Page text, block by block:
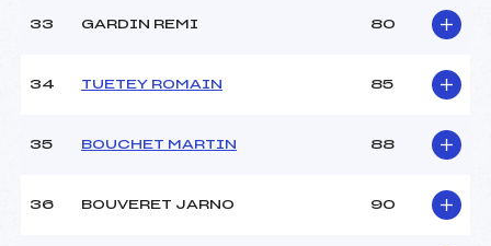
33 GARDIN REMI 80
34 TUETEY ROMAIN 85
35 BOUCHET MARTIN 88
36 BOUVERET JARNO 90